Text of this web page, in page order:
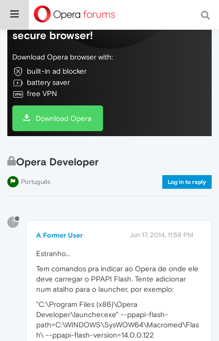
Do more on the web, with a fast and
secure browser!
Download Opera browser with:
built-in ad blocker
battery saver
free VPN
Download Opera
Opera Developer
Português Log in to reply
?
A Former User Jun 17, 2014, 11:59 PM
Estranho...
Tem comandos pra indicar ao Opera de onde ele
deve carregar o PPAPI Flash. Tente adicionar
num atalho para o launcher, por exemplo:
"C:\Program Files (x86)\Opera
Developer\launcher.exe" --ppapi-flash-
path=C:\WINDOWS\SysWOW64\Macromed\Flas
h\ --ppapi-flash-version=14.0.0.122